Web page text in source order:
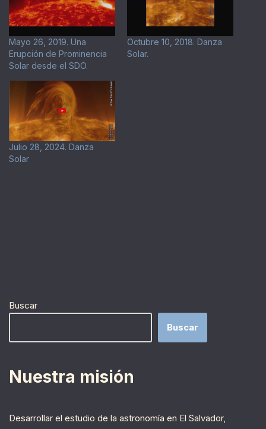
Mayo 26, 2019. Una
Erupción de Prominencia
Solar desde el SDO.
Octubre 10, 2018. Danza
Solar.
Julio 28, 2024. Danza
Solar
Buscar
Buscar
Nuestra misión
Desarrollar el estudio de la astronomía en El Salvador,